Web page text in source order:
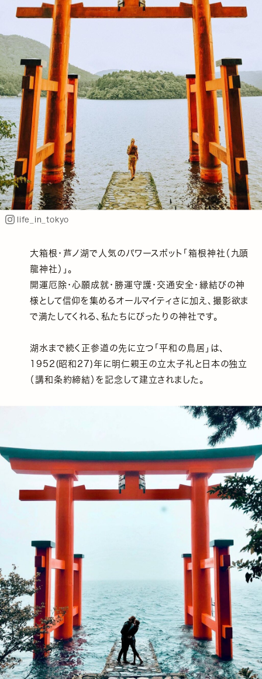
life_in_tokyo
大箱根・芦ノ湖で人気のパワースポット「箱根神社（九頭
龍神社）」。
開運厄除・心願成就・勝運守護・交通安全・縁結びの神
様として信仰を集めるオールマイティさに加え、撮影欲ま
で満たしてくれる、私たちにぴったりの神社です。
湖水まで続く正参道の先に立つ「平和の鳥居」は、
1952(昭和27)年に明仁親王の立太子礼と日本の独立
（講和条約締結）を記念して建立されました。